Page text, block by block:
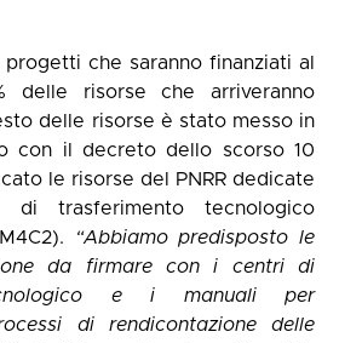
che saranno finanziati al
delle risorse che arriveranno
delle risorse è stato messo in
con il decreto dello scorso 10
le risorse del PNRR dedicate
trasferimento tecnologico
“Abbiamo predisposto le
da firmare con i centri di
e i manuali per
di rendicontazione delle